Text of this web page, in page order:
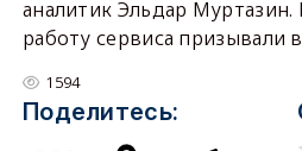
аналитик Эльдар Муртазин.
работу сервиса призывали
1594
Поделитесь: